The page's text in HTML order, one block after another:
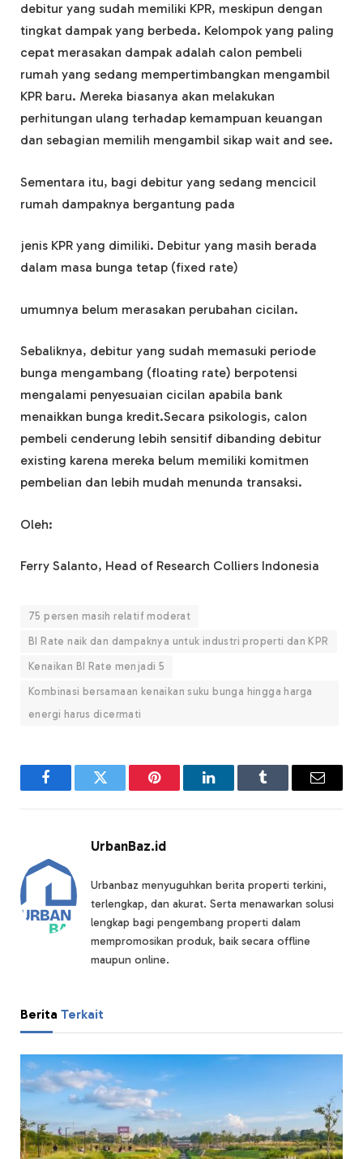
debitur yang sudah memiliki KPR, meskipun dengan
tingkat dampak yang berbeda. Kelompok yang paling
cepat merasakan dampak adalah calon pembeli
rumah yang sedang mempertimbangkan mengambil
KPR baru. Mereka biasanya akan melakukan
perhitungan ulang terhadap kemampuan keuangan
dan sebagian memilih mengambil sikap wait and see.
Sementara itu, bagi debitur yang sedang mencicil
rumah dampaknya bergantung pada
jenis KPR yang dimiliki. Debitur yang masih berada
dalam masa bunga tetap (fixed rate)
umumnya belum merasakan perubahan cicilan.
Sebaliknya, debitur yang sudah memasuki periode
bunga mengambang (floating rate) berpotensi
mengalami penyesuaian cicilan apabila bank
menaikkan bunga kredit.Secara psikologis, calon
pembeli cenderung lebih sensitif dibanding debitur
existing karena mereka belum memiliki komitmen
pembelian dan lebih mudah menunda transaksi.
Oleh:
Ferry Salanto, Head of Research Colliers Indonesia
75 persen masih relatif moderat
BI Rate naik dan dampaknya untuk industri properti dan KPR
Kenaikan BI Rate menjadi 5
Kombinasi bersamaan kenaikan suku bunga hingga harga
energi harus dicermati
FacebookTwitter Pinterest LinkedInTumblr Email
UrbanBaz.id
Urbanbaz menyuguhkan berita properti terkini,
terlengkap, dan akurat. Serta menawarkan solusi
lengkap bagi pengembang properti dalam
mempromosikan produk, baik secara offline
maupun online.
Berita Terkait